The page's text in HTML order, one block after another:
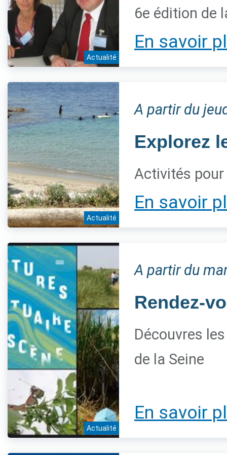
Actualité
6e édition de
En savoir
Actualité
A partir du
Explorez
Activités
En savoir
Actualité
A partir du
Rendez-
Découvres
de la Seine
En savoir